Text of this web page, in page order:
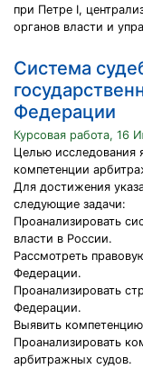
при Петре I,
органов власти и
Система
Федерации
Курсовая работа, 16
Целью исследования
компетенции
Для достижения
следующие задачи:
Проанализировать
власти в России.
Рассмотреть
Федерации.
Проанализировать
Федерации.
Выявить
Проанализировать
арбитражных судов.